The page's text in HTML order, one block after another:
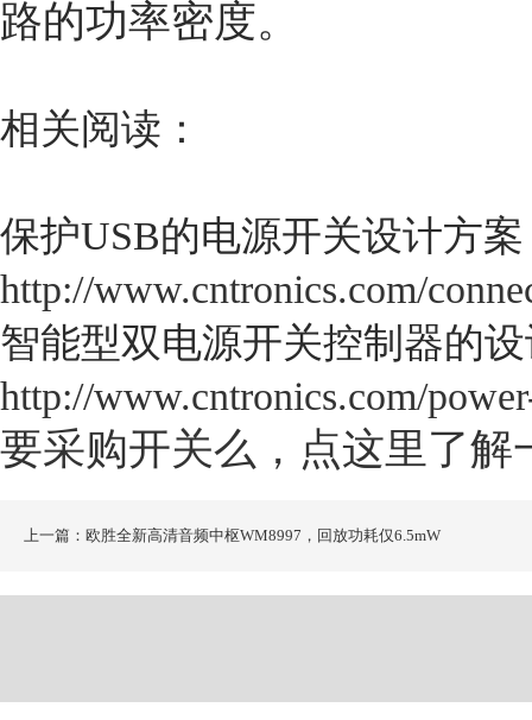
路的功率密度。
相关阅读：
保护USB的电源开关设计方案
http://www.cntronics.com/
智能型双电源开关控制器的
http://www.cntronics.com/
要采购开关么，点这里了解
上一篇：欧胜全新高清音频中枢WM8997，回放功耗仅6.5mW